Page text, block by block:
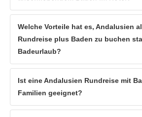
Welche Vorteile hat es, Andalusien
Rundreise plus Baden zu buchen
Badeurlaub?
Ist eine Andalusien Rundreise mit
Familien geeignet?